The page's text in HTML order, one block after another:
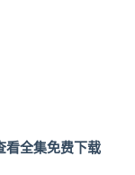
看全集免费下载